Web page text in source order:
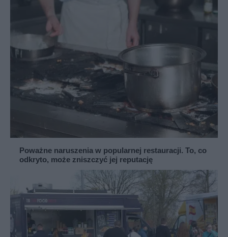
Poważne naruszenia w popularnej restauracji. To, co
odkryto, może zniszczyć jej reputację